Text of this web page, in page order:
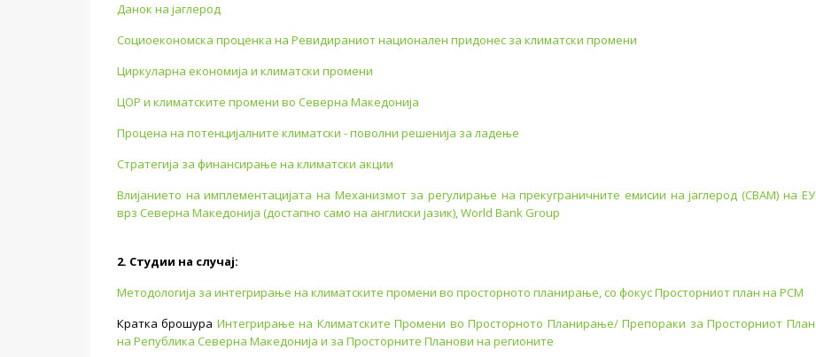
Данок на јаглерод
Социоекономска проценка на Ревидираниот национален придонес за климатски промени
Циркуларна економија и климатски промени
ЦОР и климатските промени во Северна Македонија
Процена на потенцијалните климатски - поволни решенија за ладење
Стратегија за финансирање на климатски акции
Влијанието на имплементацијата на Механизмот за регулирање на прекуграничните емисии на јаглерод (CBAM) на ЕУ
врз Северна Македонија (достапно само на англиски јазик), World Bank Group
2. Студии на случај:
Методологија за интегрирање на климатските промени во просторното планирање, со фокус Просторниот план на РСМ
Кратка брошура Интегрирање на Климатските Промени во Просторното Планирање/ Препораки за Просторниот План
на Република Северна Македонија и за Просторните Планови на регионите